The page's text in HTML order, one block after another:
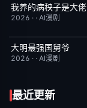
完结
我养的病秧子是大佬
2026 · · AI漫剧
完结
大明最强国舅爷
2026 · · AI漫剧
最近更新